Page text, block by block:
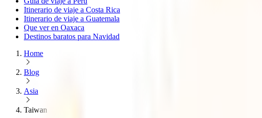
Itinerario de viaje a Costa Rica
Itinerario de viaje a Guatemala
Que ver en Oaxaca
Destinos baratos para Navidad
Home
Blog
Asia
Taiwan